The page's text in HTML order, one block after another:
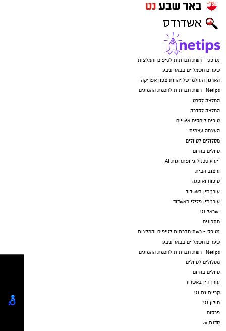
נטיפס - רשת חברתית לטיפים והמלצות
שערים חשמליים בבאר שבע
הארגון העולמי של יהדות צפון אפריקה
Netips -רשת חברתית לחכמת ההמונים
המלצה לסרט
המלצה לסדרה
טיפים ליחסים אישיים
העצמה עצמית
מסלולים לטיולים
טיולים בדרום
ייעוץ טכנולוגי ופתרונות AI
עיצוב הבית
טיפוח ואופנה
עורך דין באשדוד
עורך דין פלילי באשדוד
ישראל נט
מתכונים
נטיפס - רשת חברתית לטיפים והמלצות
שערים חשמליים בבאר שבע
Netips -רשת חברתית לחכמת ההמונים
מסלולים לטיולים
טיולים בדרום
עורך דין באשדוד
קריית גת נט
חולון נט
פרסום
סדנת ai